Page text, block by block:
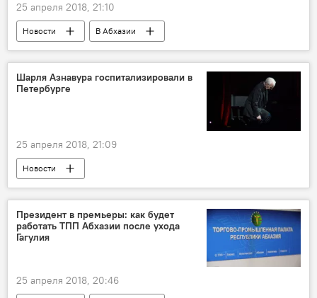
25 апреля 2018, 21:10
Новости В Абхазии
Шарля Азнавура госпитализировали в
Петербурге
25 апреля 2018, 21:09
Новости
Президент в премьеры: как будет
работать ТПП Абхазии после ухода
Гагулия
25 апреля 2018, 20:46